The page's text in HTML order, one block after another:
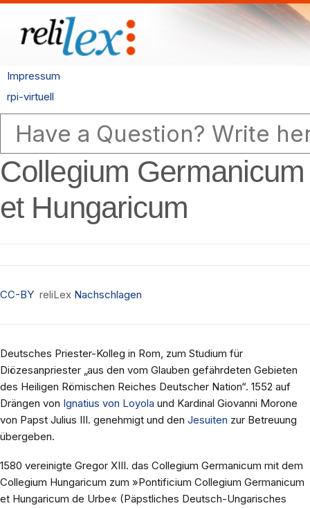
Impressum
rpi-virtuell
Collegium Germanicum
et Hungaricum
CC-BY reliLex Nachschlagen
Deutsches Priester-Kolleg in Rom, zum Studium für
Diözesanpriester „aus den vom Glauben gefährdeten Gebieten
des Heiligen Römischen Reiches Deutscher Nation“. 1552 auf
Drängen von Ignatius von Loyola und Kardinal Giovanni Morone
von Papst Julius III. genehmigt und den Jesuiten zur Betreuung
übergeben.
1580 vereinigte Gregor XIII. das Collegium Germanicum mit dem
Collegium Hungaricum zum »Pontificium Collegium Germanicum
et Hungaricum de Urbe« (Päpstliches Deutsch-Ungarisches